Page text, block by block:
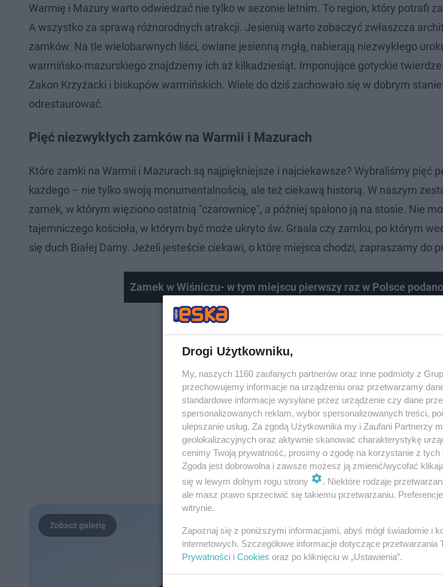
Warmię i Mazury warto odwiedzać nie tylko w sezonie letnim. To region, który potrafi
A wszystko za sprawą różnorodnych atrakcji. Jesienią warto zobaczyć zwłaszcza
zamków. Na tle wielobarwnych liści, owiane jesienną mgłą, nabierają niezwykłego
warmińsko-mazurskiego znajdziemy ich aż kilkadziesiąt. Imponujące gotyckie
Zakon Krzyżacki i biskupów warmińskich. Wiele do dziś zachowało się w dobrym stanie
odrestaurować.
Pięć niezwykłych zamków na Warmii i Mazurach
Które zamki na Warmii i Mazurach są najpiękniejsze i najciekawsze? Wybraliśmy pięć
każdego – nie tylko swoją monumentalnością, ale też ciekawą historią. W naszym
zamek, w którym więziono ostatnią "czarownicę", a później spalono ją na stosie. Nie
tajemniczego kościoła, w którym być może ukryto św. Graala czy zamku, po którym
się duch Białej Damy. Jeżeli jesteście ciekawi, o które miejsca chodzi, zapraszamy do
Zamek w Wiśniczu- w tym miejscu pierwszy raz w Polsce
Drogi Użytkowniku,
My, naszych 1160 zaufanych partnerów oraz inne podmioty z
przechowujemy informacje na urządzeniu oraz przetwarzamy
standardowe informacje wysyłane przez urządzenie czy dane
spersonalizowanych reklam, wybór spersonalizowanych treści,
ulepszanie usług. Za zgodą Użytkownika my i Zaufani Partnerzy
geolokalizacyjnych oraz aktywnie skanować charakterystykę
cenimy Twoją prywatność, prosimy o zgodę na korzystanie z tych
Zgoda jest dobrowolna i zawsze możesz ją zmienić/wycofać
się w lewym dolnym rogu strony
. Niektóre rodzaje
ale masz prawo sprzeciwić się takiemu przetwarzaniu.
witrynie.
Zapoznaj się z poniższymi informacjami, abyś mógł świadomie i
internetowych. Szczegółowe informacje dotyczące przetwarzania
Prywatności i Cookies oraz po kliknięciu w „Ustawienia”.